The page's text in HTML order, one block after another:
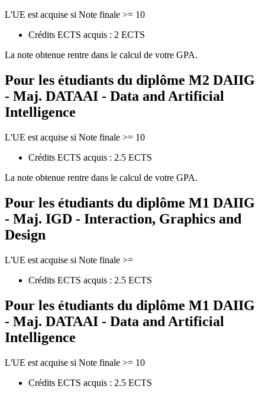
L'UE est acquise si Note finale >= 10
Crédits ECTS acquis : 2 ECTS
La note obtenue rentre dans le calcul de votre GPA.
Pour les étudiants du diplôme M2 DAIIG
- Maj. DATAAI - Data and Artificial
Intelligence
L'UE est acquise si Note finale >= 10
Crédits ECTS acquis : 2.5 ECTS
La note obtenue rentre dans le calcul de votre GPA.
Pour les étudiants du diplôme M1 DAIIG
- Maj. IGD - Interaction, Graphics and
Design
L'UE est acquise si Note finale >=
Crédits ECTS acquis : 2.5 ECTS
Pour les étudiants du diplôme M1 DAIIG
- Maj. DATAAI - Data and Artificial
Intelligence
L'UE est acquise si Note finale >= 10
Crédits ECTS acquis : 2.5 ECTS